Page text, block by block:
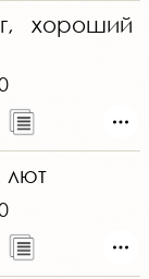
хороший
лют